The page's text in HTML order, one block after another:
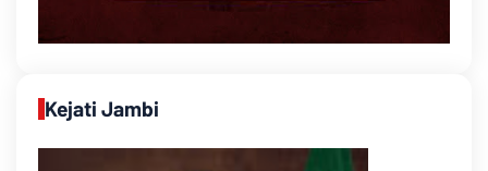
Kejati Jambi